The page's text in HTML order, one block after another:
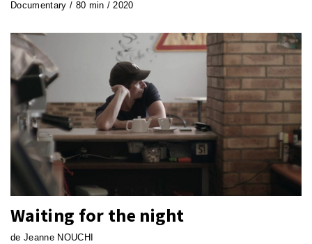
Documentary / 80 min / 2020
Waiting for the night
de Jeanne NOUCHI